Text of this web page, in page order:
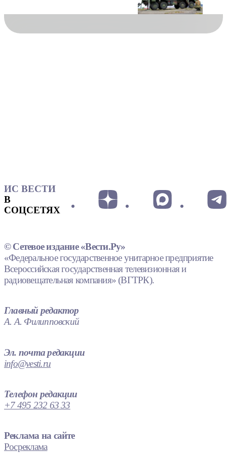
ИС ВЕСТИ
В
СОЦСЕТЯХ
© Сетевое издание «Вести.Ру»
«Федеральное государственное унитарное предприятие
Всероссийская государственная телевизионная и
радиовещательная компания» (ВГТРК).
Главный редактор
А. А. Филипповский
Эл. почта редакции
info@vesti.ru
Телефон редакции
+7 495 232 63 33
Реклама на сайте
Росреклама